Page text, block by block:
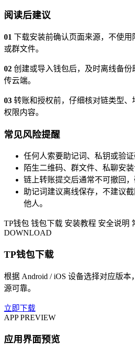
阅读后建议
01 下载安装前确认页面来源，不使用
或群文件。
02 创建或导入钱包后，及时离线备份
传云端。
03 转账和授权前，仔细核对链类型、
权限内容。
常见风险提醒
任何人索要助记词、私钥或验证
陌生二维码、群文件、私聊安
链上转账提交后通常不可撤回，
助记词建议离线保存，不建议
他人。
TP钱包 钱包下载 安装教程 安全说明
DOWNLOAD
TP钱包下载
根据 Android / iOS 设备选择对应版
源可靠。
立即下载
APP PREVIEW
应用界面预览